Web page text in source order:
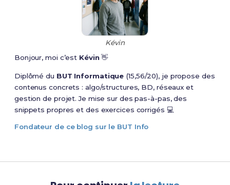
Kévin
Bonjour, moi c’est Kévin👋
Diplômé du BUT Informatique (15,56/20), je propose des
contenus concrets : algo/structures, BD, réseaux et
gestion de projet. Je mise sur des pas-à-pas, des
snippets propres et des exercices corrigés 💻
Fondateur de ce blog sur le BUT Info